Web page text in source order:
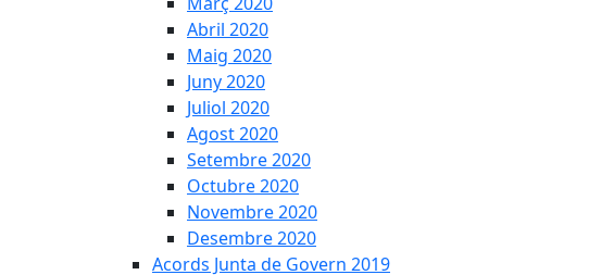
Abril 2020
Maig 2020
Juny 2020
Juliol 2020
Agost 2020
Setembre 2020
Octubre 2020
Novembre 2020
Desembre 2020
Acords Junta de Govern 2019